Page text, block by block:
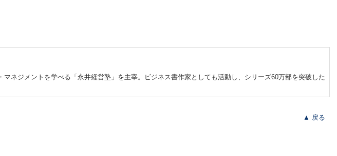
ネジメントを学べる「永井経営塾」を主宰。ビジネス書作家としても活動し、シリーズ60万部を突破した
▲ 戻る